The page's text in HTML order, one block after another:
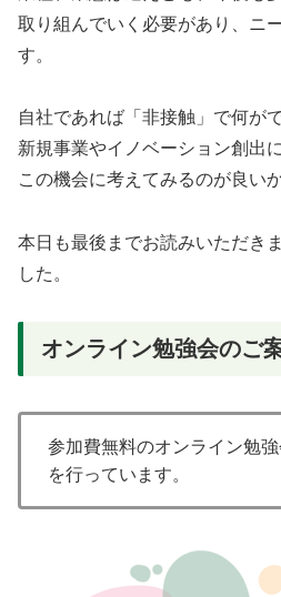
取り組んでいく必要があり、ニ
す。
自社であれば「非接触」で何が
新規事業やイノベーション創出
この機会に考えてみるのが良い
本日も最後までお読みいただき
した。
オンライン勉強会のご
参加費無料のオンライン勉
を行っています。